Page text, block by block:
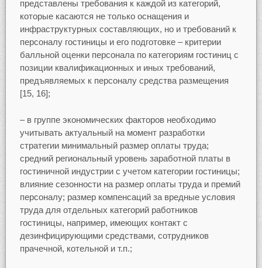
представлены требования к каждой из категорий,
которые касаются не только оснащения и
инфраструктурных составляющих, но и требований к
персоналу гостиницы и его подготовке – критерии
балльной оценки персонала по категориям гостиниц с
позиции квалификационных и иных требований,
предъявляемых к персоналу средства размещения
[15, 16];
– в группе экономических факторов необходимо
учитывать актуальный на момент разработки
стратегии минимальный размер оплаты труда;
средний региональный уровень заработной платы в
гостиничной индустрии с учетом категории гостиницы;
влияние сезонности на размер оплаты труда и премий
персоналу; размер компенсаций за вредные условия
труда для отдельных категорий работников
гостиницы, например, имеющих контакт с
дезинфицирующими средствами, сотрудников
прачечной, котельной и т.п.;